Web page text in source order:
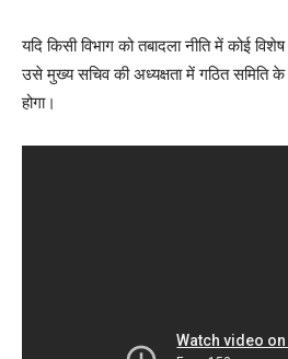
यदि किसी विभाग को तबादला नीति में कोई
उसे मुख्य सचिव की अध्यक्षता में गठित समिति
होगा।